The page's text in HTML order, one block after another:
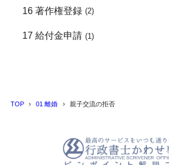
16 著作権登録 (2)
17 給付金申請 (1)
TOP 01 離婚 親子交流の拒否